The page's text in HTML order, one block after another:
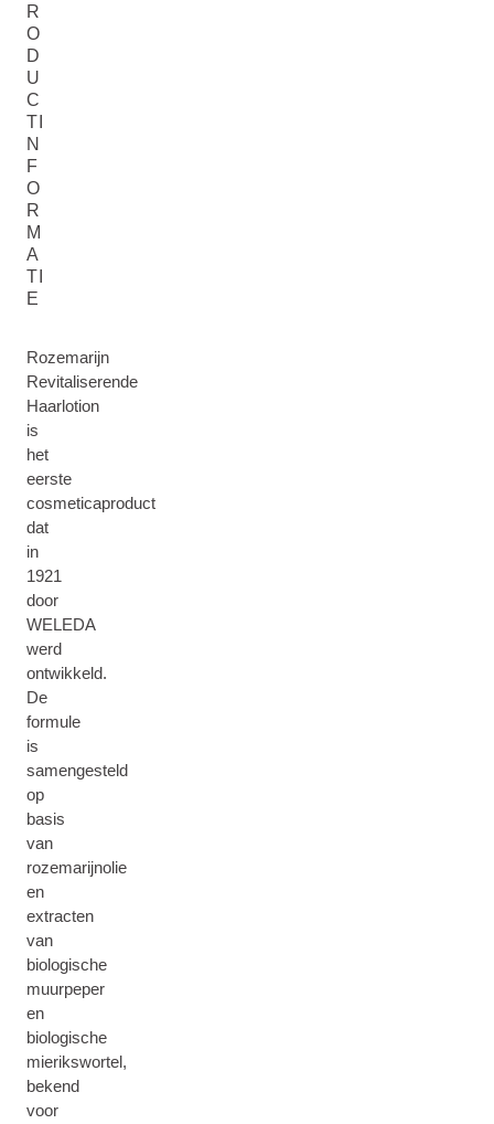
R
O
D
U
C
TI
N
F
O
R
M
A
TI
E
Rozemarijn
Revitaliserende
Haarlotion
is
het
eerste
cosmeticaproduct
dat
in
1921
door
WELEDA
werd
ontwikkeld.
De
formule
is
samengesteld
op
basis
van
rozemarijnolie
en
extracten
van
biologische
muurpeper
en
biologische
mierikswortel,
bekend
voor